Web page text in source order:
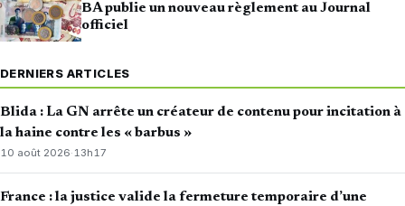
BA publie un nouveau règlement au Journal
officiel
DERNIERS ARTICLES
Blida : La GN arrête un créateur de contenu pour incitation à
la haine contre les « barbus »
10 août 2026·13h17
France : la justice valide la fermeture temporaire d’une